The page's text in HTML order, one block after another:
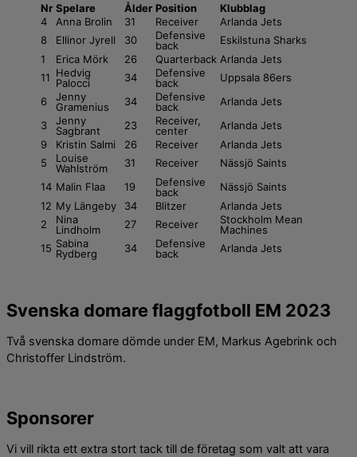
Nr Spelare Ålder Position
Klubblag
4
Anna Brolin 31 Receiver
Arlanda Jets
8
Ellinor Jyrell 30
Defensive
back
Eskilstuna Sharks
1
Erica Mörk 26 Quarterback Arlanda Jets
11 Hedvig
Palocci
34
Defensive
back
Uppsala 86ers
6
Jenny
Gramenius
34
Defensive
back
Arlanda Jets
3
Jenny
Sagbrant
23
Receiver,
center
Arlanda Jets
9
Kristin Salmi 26 Receiver
Arlanda Jets
5
Louise
Wahlström
31 Receiver
Nässjö Saints
14 Malin Flaa 19
Defensive
back
Nässjö Saints
12 My Längeby 34 Blitzer
Arlanda Jets
2
Nina
Lindholm
27 Receiver
Stockholm Mean
Machines
15 Sabina
Rydberg
34
Defensive
back
Arlanda Jets
Svenska domare flaggfotboll EM 2023
Två svenska domare dömde under EM, Markus Agebrink och
Christoffer Lindström.
Sponsorer
Vi vill rikta ett extra stort tack till de företag som valt att vara